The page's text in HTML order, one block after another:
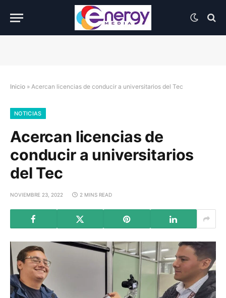
Inicio » Acercan licencias de conducir a universitarios del Tec
NOTICIAS
Acercan licencias de
conducir a universitarios
del Tec
NOVIEMBRE 23, 2022 2 MINS READ